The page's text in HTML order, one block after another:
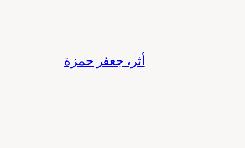
أثر، جعفر حمزة